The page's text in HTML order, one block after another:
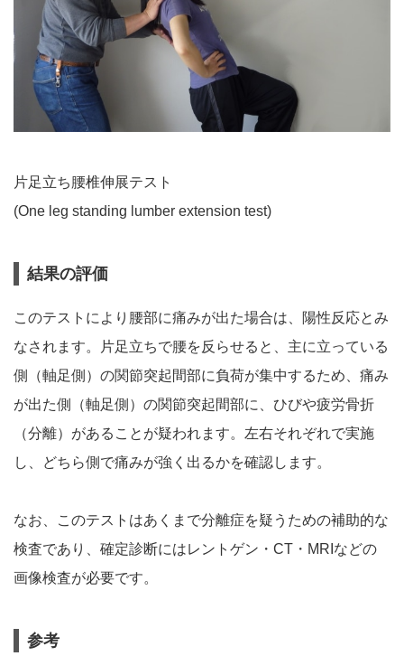
片足立ち腰椎伸展テスト
(One leg standing lumber extension test)
結果の評価
このテストにより腰部に痛みが出た場合は、陽性反応とみ
なされます。片足立ちで腰を反らせると、主に立っている
側（軸足側）の関節突起間部に負荷が集中するため、痛み
が出た側（軸足側）の関節突起間部に、ひびや疲労骨折
（分離）があることが疑われます。左右それぞれで実施
し、どちら側で痛みが強く出るかを確認します。
なお、このテストはあくまで分離症を疑うための補助的な
検査であり、確定診断にはレントゲン・CT・MRIなどの
画像検査が必要です。
参考